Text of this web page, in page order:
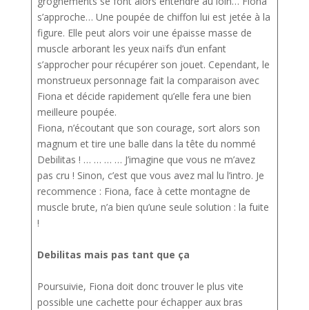
s’approche… Une poupée de chiffon lui est jetée à la
figure. Elle peut alors voir une épaisse masse de
muscle arborant les yeux naïfs d’un enfant
s’approcher pour récupérer son jouet. Cependant, le
monstrueux personnage fait la comparaison avec
Fiona et décide rapidement qu’elle fera une bien
meilleure poupée.
Fiona, n’écoutant que son courage, sort alors son
magnum et tire une balle dans la tête du nommé
Debilitas ! … … … … J’imagine que vous ne m’avez
pas cru ! Sinon, c’est que vous avez mal lu l’intro. Je
recommence : Fiona, face à cette montagne de
muscle brute, n’a bien qu’une seule solution : la fuite
!
Debilitas mais pas tant que ça
Poursuivie, Fiona doit donc trouver le plus vite
possible une cachette pour échapper aux bras